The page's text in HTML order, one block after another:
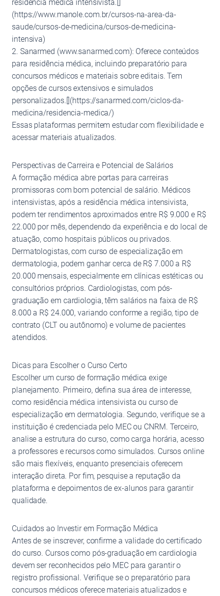
residência médica intensivista.[]
(https://www.manole.com.br/cursos-na-area-da-
saude/cursos-de-medicina/cursos-de-medicina-
intensiva)
2. Sanarmed (www.sanarmed.com): Oferece conteúdos
para residência médica, incluindo preparatório para
concursos médicos e materiais sobre editais. Tem
opções de cursos extensivos e simulados
personalizados.[](https://sanarmed.com/ciclos-da-
medicina/residencia-medica/)
Essas plataformas permitem estudar com flexibilidade e
acessar materiais atualizados.
Perspectivas de Carreira e Potencial de Salários
A formação médica abre portas para carreiras
promissoras com bom potencial de salário. Médicos
intensivistas, após a residência médica intensivista,
podem ter rendimentos aproximados entre R$ 9.000 e R$
22.000 por mês, dependendo da experiência e do local de
atuação, como hospitais públicos ou privados.
Dermatologistas, com curso de especialização em
dermatologia, podem ganhar cerca de R$ 7.000 a R$
20.000 mensais, especialmente em clínicas estéticas ou
consultórios próprios. Cardiologistas, com pós-
graduação em cardiologia, têm salários na faixa de R$
8.000 a R$ 24.000, variando conforme a região, tipo de
contrato (CLT ou autônomo) e volume de pacientes
atendidos.
Dicas para Escolher o Curso Certo
Escolher um curso de formação médica exige
planejamento. Primeiro, defina sua área de interesse,
como residência médica intensivista ou curso de
especialização em dermatologia. Segundo, verifique se a
instituição é credenciada pelo MEC ou CNRM. Terceiro,
analise a estrutura do curso, como carga horária, acesso
a professores e recursos como simulados. Cursos online
são mais flexíveis, enquanto presenciais oferecem
interação direta. Por fim, pesquise a reputação da
plataforma e depoimentos de ex-alunos para garantir
qualidade.
Cuidados ao Investir em Formação Médica
Antes de se inscrever, confirme a validade do certificado
do curso. Cursos como pós-graduação em cardiologia
devem ser reconhecidos pelo MEC para garantir o
registro profissional. Verifique se o preparatório para
concursos médicos oferece materiais atualizados e